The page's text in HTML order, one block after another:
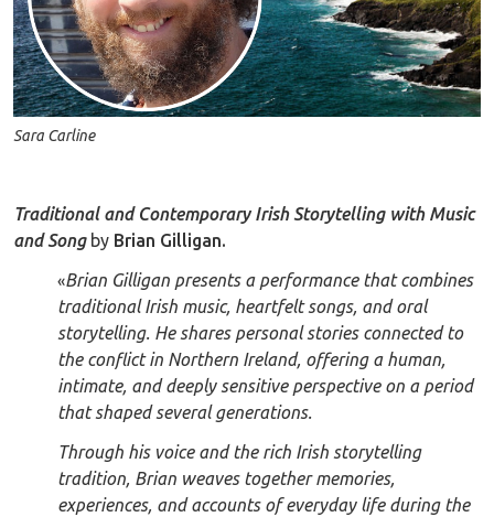
Sara Carline
Traditional and Contemporary Irish Storytelling with Music
and Songby Brian Gilligan.
«Brian Gilligan presents a performance that combines
traditional Irish music, heartfelt songs, and oral
storytelling. He shares personal stories connected to
the conflict in Northern Ireland, offering a human,
intimate, and deeply sensitive perspective on a period
that shaped several generations.
Through his voice and the rich Irish storytelling
tradition, Brian weaves together memories,
experiences, and accounts of everyday life during the